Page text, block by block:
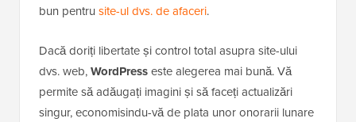
bun pentru site-ul dvs. de afaceri.
Dacă doriți libertate și control total asupra site-ului
dvs. web,WordPresseste alegerea mai bună. Vă
permite să adăugați imagini și să faceți actualizări
singur, economisindu-vă de plata unor onorarii lunare